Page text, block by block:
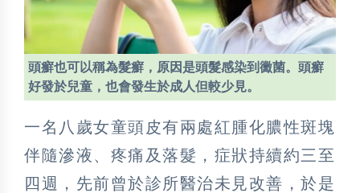
頭癬也可以稱為髮癬，原因是頭髮感染到黴菌。頭癬
好發於兒童，也會發生於成人但較少見。
一名八歲女童頭皮有兩處紅腫化膿性斑塊
伴隨滲液、疼痛及落髮，症狀持續約三至
四週，先前曾於診所醫治未見改善，於是